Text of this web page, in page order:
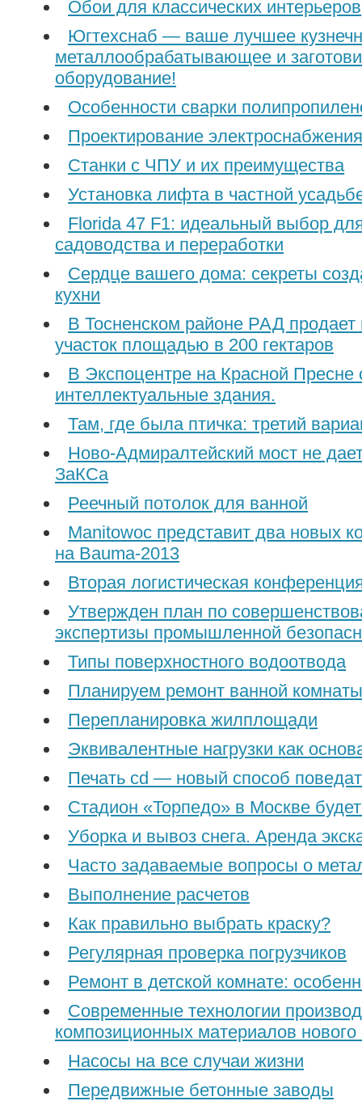
Обои для классических интерьеров
Югтехснаб — ваше лучшее
металлообрабатывающее и
оборудование!
Особенности сварки
Проектирование
Станки с ЧПУ и их преимущества
Установка лифта в частной
Florida 47 F1: идеальный выбор
садоводства и переработки
Сердце вашего дома: секреты
кухни
В Тосненском районе РАД продает
участок площадью в 200 гектаров
В Экспоцентре на Красной Пресне
интеллектуальные здания.
Там, где была птичка: третий
Ново-Адмиралтейский мост не
ЗаКСа
Реечный потолок для ванной
Manitowoc представит два новых
на Bauma-2013
Вторая логистическая
Утвержден план по
экспертизы промышленной
Типы поверхностного водоотвода
Планируем ремонт ванной
Перепланировка жилплощади
Эквивалентные нагрузки как
Печать cd — новый способ
Стадион «Торпедо» в Москве
Уборка и вывоз снега. Аренда
Часто задаваемые вопросы о
Выполнение расчетов
Как правильно выбрать краску?
Регулярная проверка погрузчиков
Ремонт в детской комнате:
Современные технологии
композиционных материалов нового
Насосы на все случаи жизни
Передвижные бетонные заводы